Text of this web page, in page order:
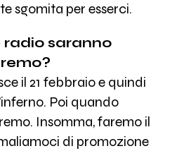
sgomita per esserci.
radio saranno
il 21 febbraio e quindi
Poi quando
Insomma, faremo il
di promozione